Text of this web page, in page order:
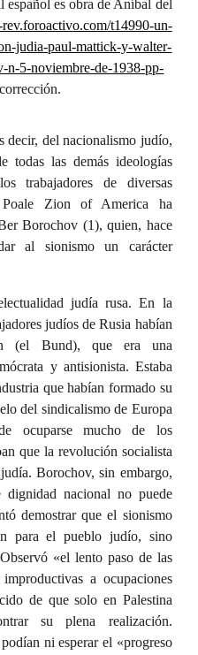
español es obra de Aníbal del
t14990-un-
judia-paul-mattick-y-walter-
n-5-noviembre-de-1938-pp-
.
decir, del nacionalismo judío,
todas las demás ideologías
trabajadores de diversas
Poale Zion of America ha
Borochov (1), quien, hace
al sionismo un carácter
judía rusa. En la
judíos de Rusia habían
(el Bund), que era una
y antisionista. Estaba
que habían formado su
del sindicalismo de Europa
ocuparse mucho de los
que la revolución socialista
Borochov, sin embargo,
dignidad nacional no puede
demostrar que el sionismo
para el pueblo judío, sino
«el lento paso de las
a ocupaciones
de que solo en Palestina
su plena realización.
ni esperar el «progreso